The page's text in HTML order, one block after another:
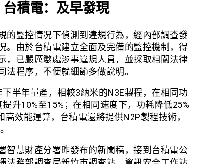
積電：及早發現
的監控情况下偵測到違規行為，經內部調查發
。由於台積電建立全面及完備的監控機制，得
，已嚴厲懲處涉事違規人員，並採取相關法律
法程序，不便就細節多做說明。
半年量產，相較3納米的N3E製程，在相同功
升10%至15%；在相同速度下，功耗降低25%
高效能運算，台積電還將提供N2P製程技術，
智慧財產分署昨發布的新聞稿，接到台積電公